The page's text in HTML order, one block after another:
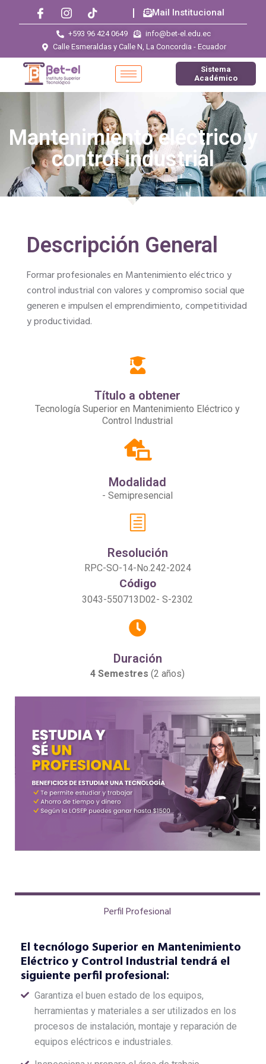
Mail Institucional
+593 96 424 0649
info@bet-el.edu.ec
Calle Esmeraldas y Calle N, La Concordia - Ecuador
Sistema
Académico
Mantenimiento eléctrico y
control industrial
Descripción General
Formar profesionales en Mantenimiento eléctrico y
control industrial con valores y compromiso social que
generen e impulsen el emprendimiento, competitividad
y productividad.
Título a obtener
Tecnología Superior en Mantenimiento Eléctrico y
Control Industrial
Modalidad
- Semipresencial
Resolución
RPC-SO-14-No.242-2024
Código
3043-550713D02- S-2302
Duración
4 Semestres (2 años)
Perfil Profesional
El tecnólogo Superior en Mantenimiento
Eléctrico y Control Industrial tendrá el
siguiente perfil profesional:
Garantiza el buen estado de los equipos,
herramientas y materiales a ser utilizados en los
procesos de instalación, montaje y reparación de
equipos eléctricos e industriales.